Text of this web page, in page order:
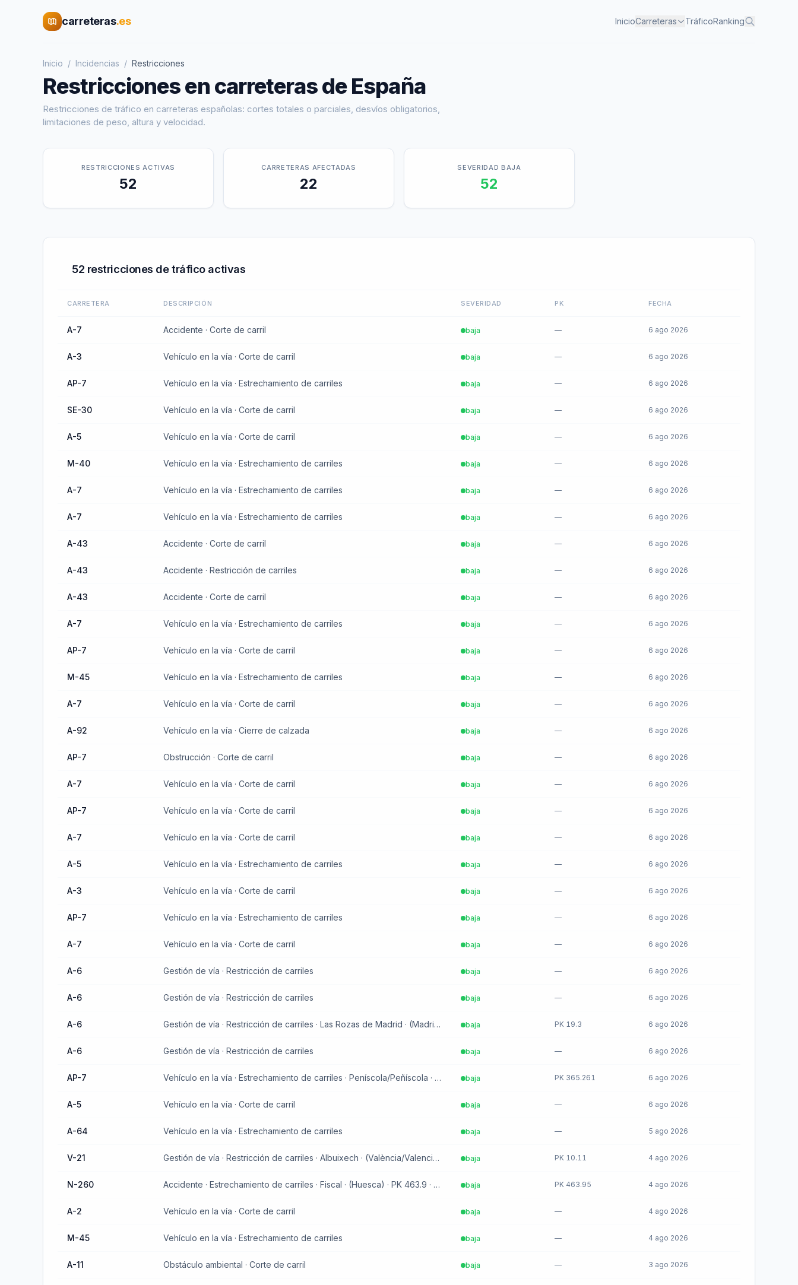
carreteras.es InicioCarreteras TráficoRanking
Inicio / Incidencias / Restricciones
Restriccionesen carreteras de España
Restricciones de tráfico en carreteras españolas: cortes totales o parciales, desvíos obligatorios,
limitaciones de peso, altura y velocidad.
RESTRICCIONES ACTIVAS
52
CARRETERAS AFECTADAS
22
SEVERIDAD BAJA
52
52 restricciones de tráficoactivas
CARRETERA DESCRIPCIÓN SEVERIDAD PK FECHA
A-7 Accidente · Corte de carril baja — 6 ago 2026
A-3 Vehículo en la vía · Corte de carril baja — 6 ago 2026
AP-7 Vehículo en la vía · Estrechamiento de carriles baja — 6 ago 2026
SE-30 Vehículo en la vía · Corte de carril baja — 6 ago 2026
A-5 Vehículo en la vía · Corte de carril baja — 6 ago 2026
M-40 Vehículo en la vía · Estrechamiento de carriles baja — 6 ago 2026
A-7 Vehículo en la vía · Estrechamiento de carriles baja — 6 ago 2026
A-7 Vehículo en la vía · Estrechamiento de carriles baja — 6 ago 2026
A-43 Accidente · Corte de carril baja — 6 ago 2026
A-43 Accidente · Restricción de carriles baja — 6 ago 2026
A-43 Accidente · Corte de carril baja — 6 ago 2026
A-7 Vehículo en la vía · Estrechamiento de carriles baja — 6 ago 2026
AP-7 Vehículo en la vía · Corte de carril baja — 6 ago 2026
M-45 Vehículo en la vía · Estrechamiento de carriles baja — 6 ago 2026
A-7 Vehículo en la vía · Corte de carril baja — 6 ago 2026
A-92 Vehículo en la vía · Cierre de calzada baja — 6 ago 2026
AP-7 Obstrucción · Corte de carril baja — 6 ago 2026
A-7 Vehículo en la vía · Corte de carril baja — 6 ago 2026
AP-7 Vehículo en la vía · Corte de carril baja — 6 ago 2026
A-7 Vehículo en la vía · Corte de carril baja — 6 ago 2026
A-5 Vehículo en la vía · Estrechamiento de carriles baja — 6 ago 2026
A-3 Vehículo en la vía · Corte de carril baja — 6 ago 2026
AP-7 Vehículo en la vía · Estrechamiento de carriles baja — 6 ago 2026
A-7 Vehículo en la vía · Corte de carril baja — 6 ago 2026
A-6 Gestión de vía · Restricción de carriles baja — 6 ago 2026
A-6 Gestión de vía · Restricción de carriles baja — 6 ago 2026
A-6 Gestión de vía · Restricción de carriles · Las Rozas de Madrid · (Madrid) · PK 19.3 · sentido Sur baja PK 19.3 6 ago 2026
A-6 Gestión de vía · Restricción de carriles baja — 6 ago 2026
AP-7 Vehículo en la vía · Estrechamiento de carriles · Peníscola/Peñíscola · (Castelló/Castellón) · PK 365.3 · sentido Norte baja PK 365.261 6 ago 2026
A-5 Vehículo en la vía · Corte de carril baja — 6 ago 2026
A-64 Vehículo en la vía · Estrechamiento de carriles baja — 5 ago 2026
V-21 Gestión de vía · Restricción de carriles · Albuixech · (València/Valencia) · PK 10.1 · sentido Suroeste baja PK 10.11 4 ago 2026
N-260 Accidente · Estrechamiento de carriles · Fiscal · (Huesca) · PK 463.9 · sentido Sureste baja PK 463.95 4 ago 2026
A-2 Vehículo en la vía · Corte de carril baja — 4 ago 2026
M-45 Vehículo en la vía · Estrechamiento de carriles baja — 4 ago 2026
A-11 Obstáculo ambiental · Corte de carril baja — 3 ago 2026